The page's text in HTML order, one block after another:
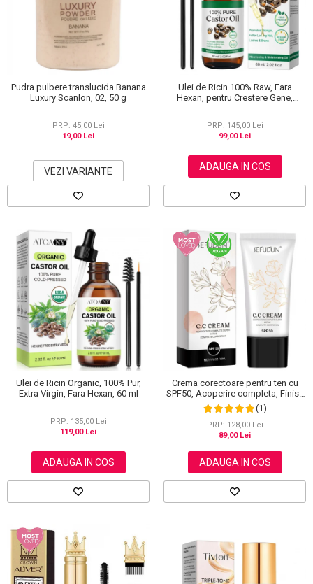
Scrub / Balsam de buze
Netestate pe Animale
Pudra pulbere translucida Banana
Luxury Scanlon, 02, 50 g
PRP: 45,00 Lei
19,00 Lei
VEZI VARIANTE
Ulei de Ricin 100% Raw, Fara
Hexan, pentru Crestere Gene,
PRP: 145,00 Lei
99,00 Lei
ADAUGA IN COS
Ulei de Ricin Organic, 100% Pur,
Extra Virgin, Fara Hexan, 60 ml
PRP: 135,00 Lei
119,00 Lei
ADAUGA IN COS
Crema corectoare pentru ten cu
SPF50, Acoperire completa, Finish
mat, Rezistenta, Anti Roseata, CC
Cream Sefudun, 30 ml
(1)
PRP: 128,00 Lei
89,00 Lei
ADAUGA IN COS